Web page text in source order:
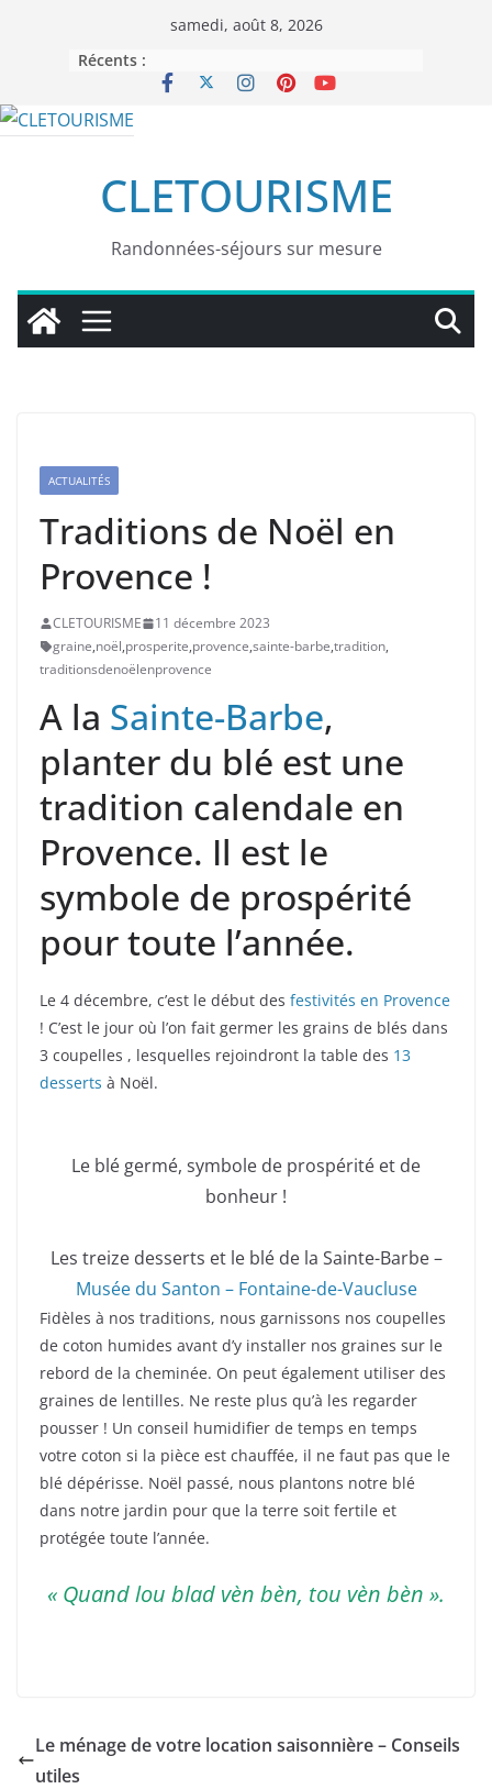
samedi, août 8, 2026
Récents :
CLETOURISME
Randonnées-séjours sur mesure
ACTUALITÉS
Traditions de Noël en
Provence !
CLETOURISME
11 décembre 2023
graine,noël,prosperite,provence,sainte-barbe,tradition,
traditionsdenoëlenprovence
A la Sainte-Barbe,
planter du blé est une
tradition calendale en
Provence. Il est le
symbole de prospérité
pour toute l’année.
Le 4 décembre, c’est le début des festivités en Provence
! C’est le jour où l’on fait germer les grains de blés dans
3 coupelles , lesquelles rejoindront la table des 13
desserts à Noël.
Le blé germé, symbole de prospérité et de
bonheur !
Les treize desserts et le blé de la Sainte-Barbe –
Musée du Santon – Fontaine-de-Vaucluse
Fidèles à nos traditions, nous garnissons nos coupelles
de coton humides avant d’y installer nos graines sur le
rebord de la cheminée. On peut également utiliser des
graines de lentilles. Ne reste plus qu’à les regarder
pousser ! Un conseil humidifier de temps en temps
votre coton si la pièce est chauffée, il ne faut pas que le
blé dépérisse. Noël passé, nous plantons notre blé
dans notre jardin pour que la terre soit fertile et
protégée toute l’année.
« Quand lou blad vèn bèn, tou vèn bèn ».
Le ménage de votre location saisonnière – Conseils
utiles